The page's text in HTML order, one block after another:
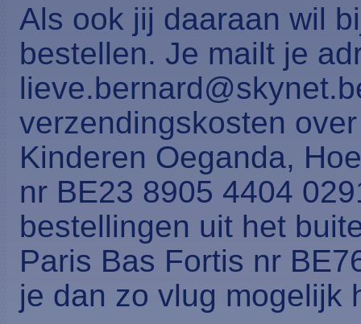
Als ook jij daaraan wil
bestellen. Je mailt je
verzendingskosten
Kinderen Oeganda,
nr BE23 8905 4404
bestellingen uit het
Paris Bas Fortis nr
je dan zo vlug mogelijk